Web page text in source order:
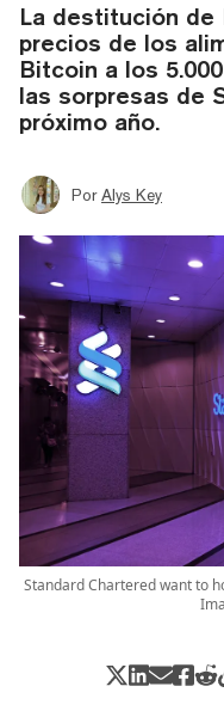
La destitución de
precios de los
Bitcoin a los
las sorpresas de
próximo año.
Por Alys Key
Standard Chartered want to